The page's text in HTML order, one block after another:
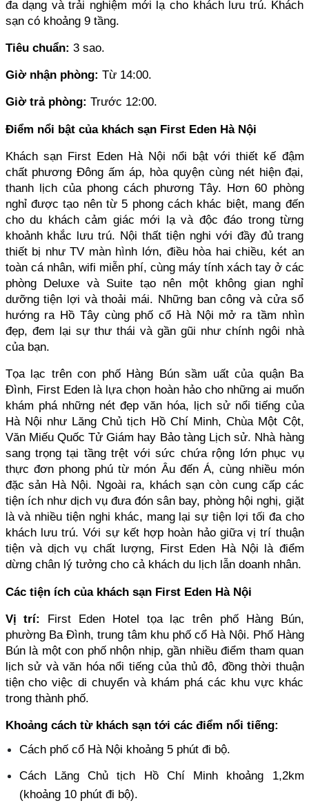
đa dạng và trải nghiệm mới lạ cho khách lưu trú. Khách
sạn có khoảng 9 tầng.
Tiêu chuẩn: 3 sao.
Giờ nhận phòng: Từ 14:00.
Giờ trả phòng: Trước 12:00.
Điểm nổi bật của khách sạn First Eden Hà Nội
Khách sạn First Eden Hà Nội nổi bật với thiết kế đậm
chất phương Đông ấm áp, hòa quyện cùng nét hiện đại,
thanh lịch của phong cách phương Tây. Hơn 60 phòng
nghỉ được tạo nên từ 5 phong cách khác biệt, mang đến
cho du khách cảm giác mới lạ và độc đáo trong từng
khoảnh khắc lưu trú. Nội thất tiện nghi với đầy đủ trang
thiết bị như TV màn hình lớn, điều hòa hai chiều, két an
toàn cá nhân, wifi miễn phí, cùng máy tính xách tay ở các
phòng Deluxe và Suite tạo nên một không gian nghỉ
dưỡng tiện lợi và thoải mái. Những ban công và cửa sổ
hướng ra Hồ Tây cùng phố cổ Hà Nội mở ra tầm nhìn
đẹp, đem lại sự thư thái và gần gũi như chính ngôi nhà
của bạn.
Tọa lạc trên con phố Hàng Bún sầm uất của quận Ba
Đình, First Eden là lựa chọn hoàn hảo cho những ai muốn
khám phá những nét đẹp văn hóa, lịch sử nổi tiếng của
Hà Nội như Lăng Chủ tịch Hồ Chí Minh, Chùa Một Cột,
Văn Miếu Quốc Tử Giám hay Bảo tàng Lịch sử. Nhà hàng
sang trọng tại tầng trệt với sức chứa rộng lớn phục vụ
thực đơn phong phú từ món Âu đến Á, cùng nhiều món
đặc sản Hà Nội. Ngoài ra, khách sạn còn cung cấp các
tiện ích như dịch vụ đưa đón sân bay, phòng hội nghị, giặt
là và nhiều tiện nghi khác, mang lại sự tiện lợi tối đa cho
khách lưu trú. Với sự kết hợp hoàn hảo giữa vị trí thuận
tiện và dịch vụ chất lượng, First Eden Hà Nội là điểm
dừng chân lý tưởng cho cả khách du lịch lẫn doanh nhân.
Các tiện ích của khách sạn First Eden Hà Nội
Vị trí:
First Eden Hotel tọa lạc trên phố Hàng Bún,
phường Ba Đình, trung tâm khu phố cổ Hà Nội. Phố Hàng
Bún là một con phố nhộn nhịp, gần nhiều điểm tham quan
lịch sử và văn hóa nổi tiếng của thủ đô, đồng thời thuận
tiện cho việc di chuyển và khám phá các khu vực khác
trong thành phố.
Khoảng cách từ khách sạn tới các điểm nổi tiếng:
Cách phố cổ Hà Nội khoảng 5 phút đi bộ.
Cách Lăng Chủ tịch Hồ Chí Minh khoảng 1,2km
(khoảng 10 phút đi bộ).